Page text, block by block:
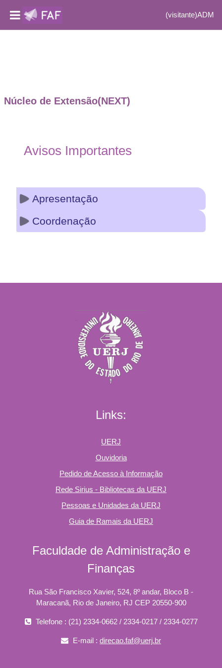
(visitante)ADM
Núcleo de Extensão(NEXT)
Curso: Núcleo de
Avisos Importantes
Apresentação
Coordenação
Links:
UERJ
Ouvidoria
Pedido de Acesso à Informação
Rede Sirius - Bibliotecas da UERJ
Pessoas e Unidades da UERJ
Guia de Ramais da UERJ
Faculdade de Administração e
Finanças
Rua São Francisco Xavier, 524, 8º andar, Bloco B -
Maracanã, Rio de Janeiro, RJ CEP 20550-900
Telefone : (21) 2334-0662 / 2334-0217 / 2334-0277
E-mail : direcao.faf@uerj.br